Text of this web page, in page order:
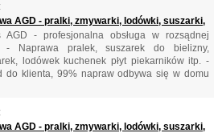
AGD - pralki, zmywarki, lodówki, suszarki,
AGD - profesjonalna obsługa w rozsądnej
- Naprawa pralek, suszarek do bielizny,
lodówek kuchenek płyt piekarników itp. -
do klienta, 99% napraw odbywa się w domu
AGD - pralki, zmywarki, lodówki, suszarki,